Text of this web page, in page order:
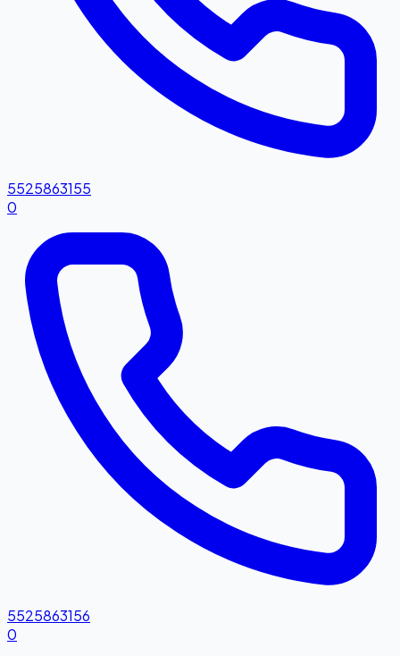
5525863155
0
5525863156
0